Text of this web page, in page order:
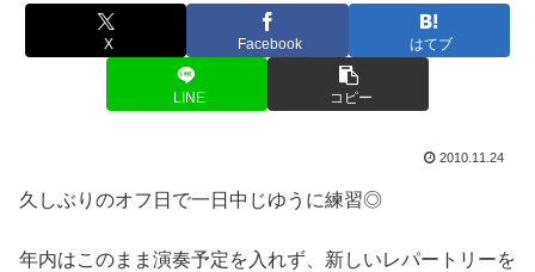
X Facebook はてブ
LINE コピー
2010.11.24
久しぶりのオフ日で一日中じゆうに練習◎
年内はこのまま演奏予定を入れず、新しいレパートリーを